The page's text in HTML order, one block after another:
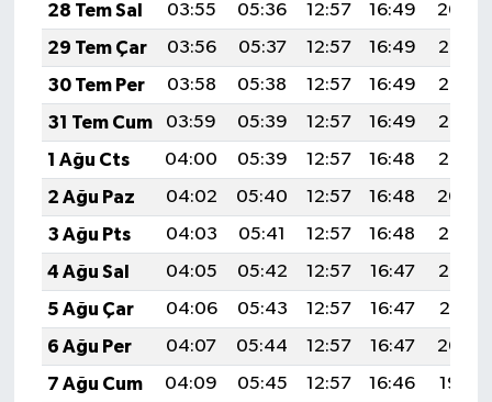
28 Tem Sal
03:55 05:36 12:57 16:49
20:09
29 Tem Çar
03:56 05:37 12:57 16:49
20:08
30 Tem Per
03:58 05:38 12:57 16:49
20:07
31 Tem Cum
03:59 05:39 12:57 16:49
20:06
1 Ağu Cts
04:00 05:39 12:57 16:48
20:05
2 Ağu Paz
04:02 05:40 12:57 16:48
20:04
3 Ağu Pts
04:03 05:41 12:57 16:48
20:03
4 Ağu Sal
04:05 05:42 12:57 16:47
20:02
5 Ağu Çar
04:06 05:43 12:57 16:47
20:01
6 Ağu Per
04:07 05:44 12:57 16:47
20:00
7 Ağu Cum
04:09 05:45 12:57 16:46
19:59